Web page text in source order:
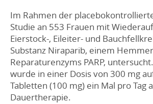
Im Rahmen der
Studie an 553 Frauen mit
Eierstock-, Eileiter- und
Substanz Niraparib, einem
Reparaturenzyms PARP,
wurde in einer Dosis von 300 mg
Tabletten (100 mg) ein Mal pro Tag
Dauertherapie.